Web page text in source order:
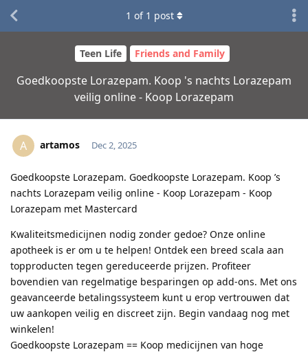
Teen Life Friends and Family
Goedkoopste Lorazepam. Koop 's nachts Lorazepam
veilig online - Koop Lorazepam
1 of 1 post
A artamos Dec 2, 2025
Goedkoopste Lorazepam. Goedkoopste Lorazepam. Koop ’s
nachts Lorazepam veilig online - Koop Lorazepam - Koop
Lorazepam met Mastercard
Kwaliteitsmedicijnen nodig zonder gedoe? Onze online
apotheek is er om u te helpen! Ontdek een breed scala aan
topproducten tegen gereduceerde prijzen. Profiteer
bovendien van regelmatige besparingen op add-ons. Met ons
geavanceerde betalingssysteem kunt u erop vertrouwen dat
uw aankopen veilig en discreet zijn. Begin vandaag nog met
winkelen!
Goedkoopste Lorazepam == Koop medicijnen van hoge